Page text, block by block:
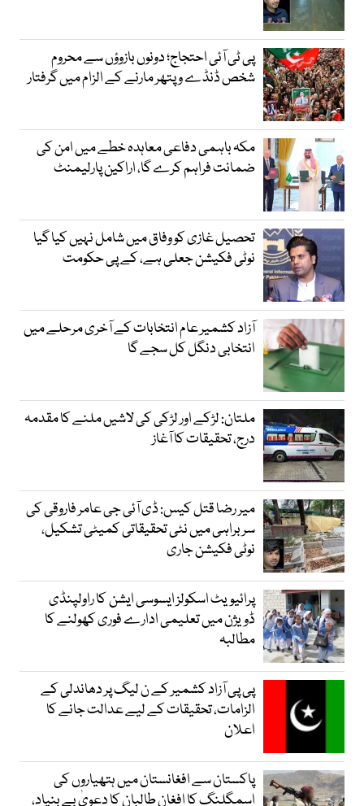
پی ٹی آئی احتجاج؛ دونوں بازوؤں سے محروم
شخص ڈنڈے و پتھر مارنے کے الزام میں گرفتار
مکہ باہمی دفاعی معاہدہ خطے میں امن کی
ضمانت فراہم کرے گا، اراکین پارلیمنٹ
تحصیل غازی کو وفاق میں شامل نہیں کیا گیا
نوٹی فکیشن جعلی ہے، کے پی حکومت
آزاد کشمیر عام انتخابات کے آخری مرحلے میں
انتخابی دنگل کل سجے گا
ملتان: لڑکے اور لڑکی کی لاشیں ملنے کا مقدمہ
درج، تحقیقات کا آغاز
میر رضا قتل کیس: ڈی آئی جی عامر فاروقی کی
سربراہی میں نئی تحقیقاتی کمیٹی تشکیل،
نوٹی فکیشن جاری
پرائیویٹ اسکولز ایسوسی ایشن کا راولپنڈی
ڈویژن میں تعلیمی ادارے فوری کھولنے کا
مطالبہ
پی پی آزاد کشمیر کے ن لیگ پر دھاندلی کے
الزامات، تحقیقات کے لیے عدالت جانے کا
اعلان
پاکستان سے افغانستان میں ہتھیاروں کی
اسمگلنگ کا افغان طالبان کا دعویٰ بے بنیاد،